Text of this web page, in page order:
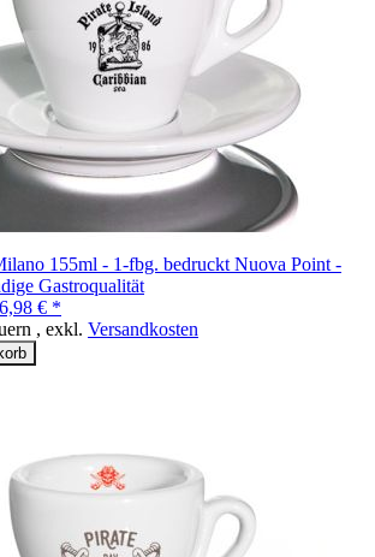
155ml - 1-fbg. bedruckt Nuova Point -
Gastroqualität
6,98 € *
, exkl. Versandkosten